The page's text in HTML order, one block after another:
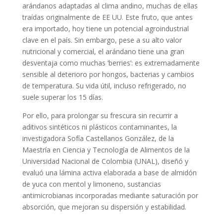
arándanos adaptadas al clima andino, muchas de ellas
traídas originalmente de EE UU. Este fruto, que antes
era importado, hoy tiene un potencial agroindustrial
clave en el país. Sin embargo, pese a su alto valor
nutricional y comercial, el arándano tiene una gran
desventaja como muchas ‘berries’: es extremadamente
sensible al deterioro por hongos, bacterias y cambios
de temperatura. Su vida útil, incluso refrigerado, no
suele superar los 15 días.
Por ello, para prolongar su frescura sin recurrir a
aditivos sintéticos ni plásticos contaminantes, la
investigadora Sofía Castellanos González, de la
Maestría en Ciencia y Tecnología de Alimentos de la
Universidad Nacional de Colombia (UNAL), diseñó y
evaluó una lámina activa elaborada a base de almidón
de yuca con mentol y limoneno, sustancias
antimicrobianas incorporadas mediante saturación por
absorción, que mejoran su dispersión y estabilidad.